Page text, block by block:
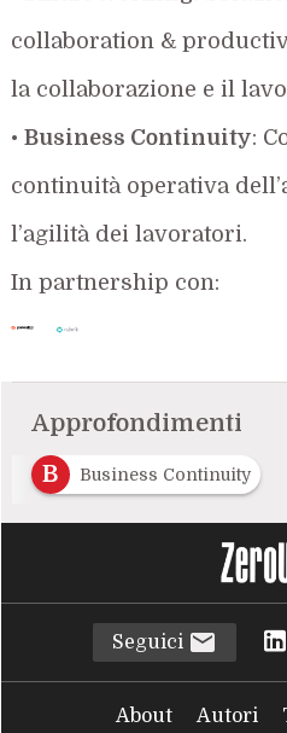
collaboration &
la collaborazione e il
•Business Continuity:
continuità operativa
l’agilità dei lavoratori.
In partnership con:
Approfondimenti
B
Business Continuity
Seguici
About Autori